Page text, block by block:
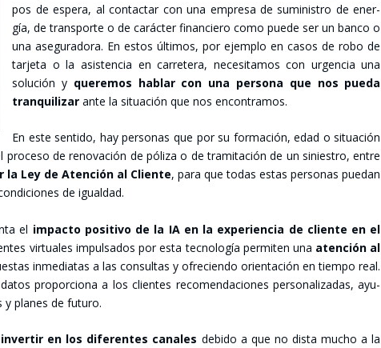
pos de espe­ra, al con­tac­tar con una empre­sa de sumi­nis­tro de ener­
gía, de trans­por­te o de carác­ter finan­cie­ro como pue­de ser un ban­co o
una ase­gu­ra­do­ra. En estos últi­mos, por ejem­plo en casos de robo de
tar­je­ta o la asis­ten­cia en carre­te­ra, nece­si­ta­mos con urgen­cia una
solu­ción y que­re­mos hablar con una per­so­na que nos pue­da
tran­qui­li­zar ante la situa­ción que nos encon­tra­mos.
En este sen­ti­do, hay per­so­nas que por su for­ma­ción, edad o situa­ción
de reno­va­ción de póli­za o de tra­mi­ta­ción de un sinies­tro, entre
la Ley de Aten­ción al Clien­te, para que todas estas per­so­nas pue­dan
de igual­dad.
el impac­to posi­ti­vo de la IA en la expe­rien­cia de clien­te en el
vir­tua­les impul­sa­dos por esta tec­no­lo­gía per­mi­ten una aten­ción al
inme­dia­tas a las con­sul­tas y ofre­cien­do orien­ta­ción en tiem­po real.
pro­por­cio­na a los clien­tes reco­men­da­cio­nes per­so­na­li­za­das, ayu­
y pla­nes de futu­ro.
en los dife­ren­tes cana­les debi­do a que no dis­ta mucho a la